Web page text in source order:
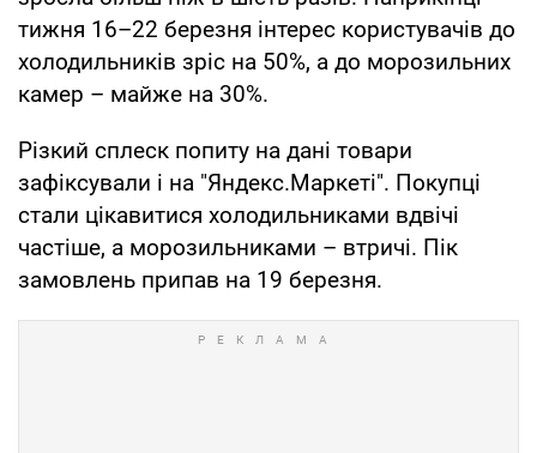
тижня 16–22 березня інтерес користувачів до
холодильників зріс на 50%, а до морозильних
камер – майже на 30%.
Різкий сплеск попиту на дані товари
зафіксували і на "Яндекс.Маркеті". Покупці
стали цікавитися холодильниками вдвічі
частіше, а морозильниками – втричі. Пік
замовлень припав на 19 березня.